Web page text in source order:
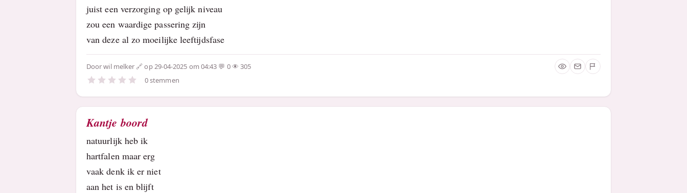
juist een verzorging op gelijk niveau
zou een waardige passering zijn
van deze al zo moeilijke leeftijdsfase
Doorwil melker op 29-04-2025 om 04:43 0
305
0 stemmen
Kantje boord
natuurlijk heb ik
hartfalen maar erg
vaak denk ik er niet
aan het is en blijft